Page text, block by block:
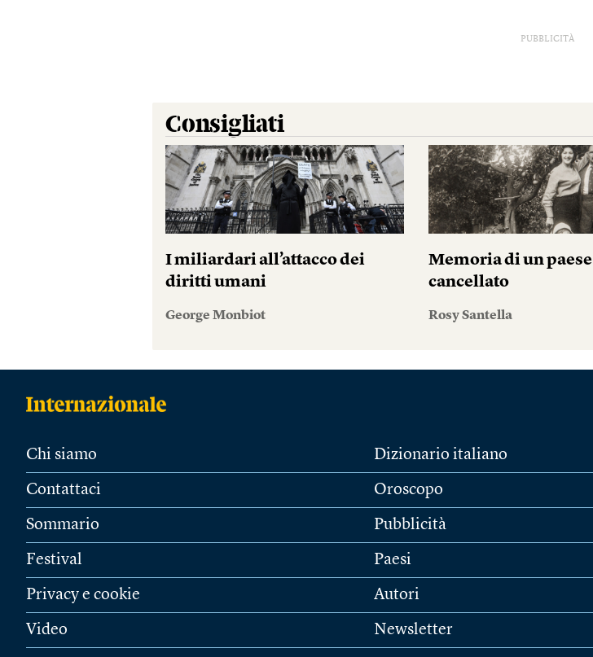
PUBBLICITÀ
Consigliati
I miliardari all’attacco dei
diritti umani
George Monbiot
Memoria di un paese
cancellato
Rosy Santella
Chi siamo
Contattaci
Sommario
Festival
Privacy e cookie
Video
Dizionario italiano
Oroscopo
Pubblicità
Paesi
Autori
Newsletter